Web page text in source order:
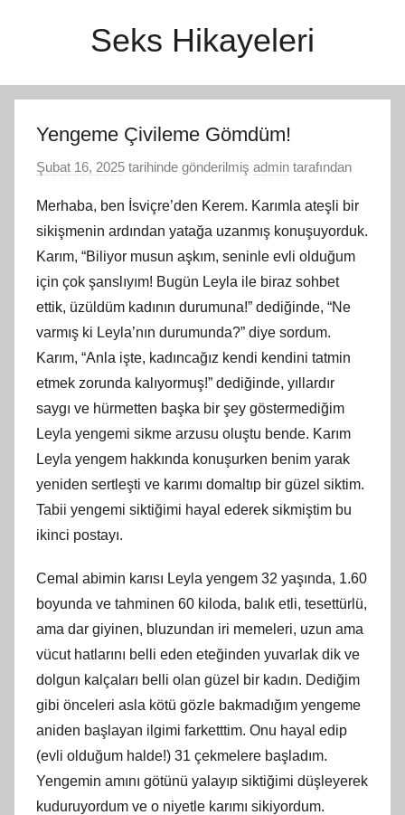
Seks Hikayeleri
Yengeme Çivileme Gömdüm!
Şubat 16, 2025 tarihinde gönderilmiş admin tarafından
Merhaba, ben İsviçre’den Kerem. Karımla ateşli bir
sikişmenin ardından yatağa uzanmış konuşuyorduk.
Karım, “Biliyor musun aşkım, seninle evli olduğum
için çok şanslıyım! Bugün Leyla ile biraz sohbet
ettik, üzüldüm kadının durumuna!” dediğinde, “Ne
varmış ki Leyla’nın durumunda?” diye sordum.
Karım, “Anla işte, kadıncağız kendi kendini tatmin
etmek zorunda kalıyormuş!” dediğinde, yıllardır
saygı ve hürmetten başka bir şey göstermediğim
Leyla yengemi sikme arzusu oluştu bende. Karım
Leyla yengem hakkında konuşurken benim yarak
yeniden sertleşti ve karımı domaltıp bir güzel siktim.
Tabii yengemi siktiğimi hayal ederek sikmiştim bu
ikinci postayı.
Cemal abimin karısı Leyla yengem 32 yaşında, 1.60
boyunda ve tahminen 60 kiloda, balık etli, tesettürlü,
ama dar giyinen, bluzundan iri memeleri, uzun ama
vücut hatlarını belli eden eteğinden yuvarlak dik ve
dolgun kalçaları belli olan güzel bir kadın. Dediğim
gibi önceleri asla kötü gözle bakmadığım yengeme
aniden başlayan ilgimi farketttim. Onu hayal edip
(evli olduğum halde!) 31 çekmelere başladım.
Yengemin amını götünü yalayıp siktiğimi düşleyerek
kuduruyordum ve o niyetle karımı sikiyordum.